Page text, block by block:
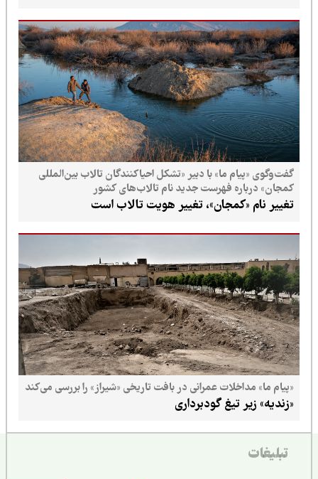
گفت‌وگوی «پیام ما» با دبیر «تشکل احیاکنندگان تالاب بین‌المللی
کمجان» درباره فهرست جدید نام تالاب‌های کشور
تغییر نام «کمجان»، تغییر هویت تالاب است
«پیام ما» مداخلات عمرانی در بافت تاریخی «شیراز» را بررسی می‌کند
«زندیه» زیر تیغ گودبرداری
تبلیغات